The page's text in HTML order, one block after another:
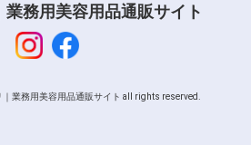
務用美容用品通販サイト
業務用美容用品通販サイト all rights reserved.